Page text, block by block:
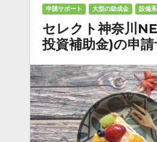
申請サポート 大型の助成金 設備
セレクト神奈川
投資補助金)の申